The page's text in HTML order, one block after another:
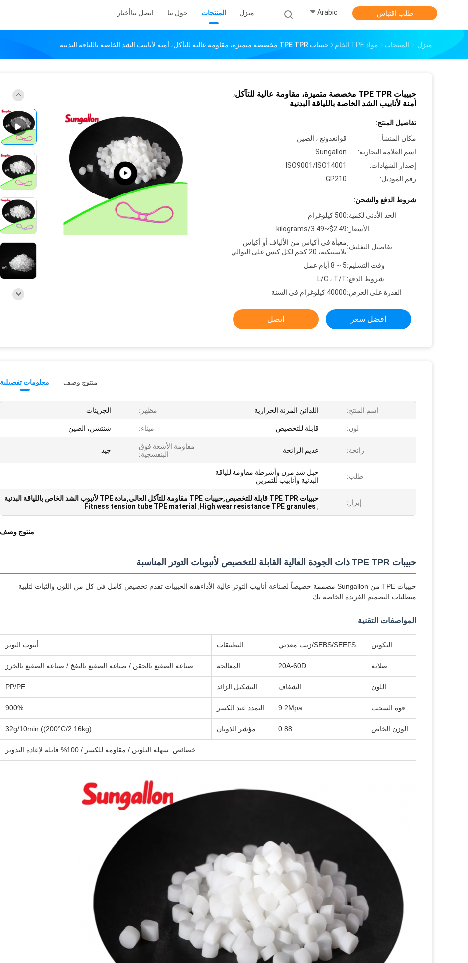
منزل المنتجات حول بنا اتصل بناأخبار Arabic طلب اقتباس
منزل المنتجات مواد TPE الخام حبيبات TPE TPR مخصصة متميزة، مقاومة عالية للتآكل، آمنة لأنابيب الشد الخاصة باللياقة البدنية
حبيبات TPE TPR مخصصة متميزة، مقاومة عالية للتآكل،
آمنة لأنابيب الشد الخاصة باللياقة البدنية
تفاصيل المنتج:
مكان المنشأ:
قوانغدونغ ، الصين
اسم العلامة التجارية:
Sungallon
إصدار الشهادات:
ISO9001/ISO14001
رقم الموديل:
GP210
شروط الدفع والشحن:
الحد الأدنى لكمية:500 كيلوغرام
الأسعار:$2.49~3.49/kilograms
تفاصيل التغليف:
معبأة في أكياس من الألياف أو أكياس
بلاستيكية، 20 كجم لكل كيس على التوالي
وقت التسليم:5 ~ 8 أيام عمل
شروط الدفع:L/C ، T/T.
القدرة على العرض:40000 كيلوغرام في السنة
افضل سعر اتصل
معلومات تفصيلية منتوج وصف
اسم المنتج: اللدائن المرنة الحرارية مظهر: الجزيئات
لون: قابلة للتخصيص ميناء: شنتشن، الصين
رائحة: عديم الرائحة
مقاومة الأشعة فوق
البنفسجية:
جيد
طلب:
حبل شد مرن وأشرطة مقاومة للياقة
البدنية وأنابيب للتمرين
إبراز:
حبيبات TPE TPR قابلة للتخصيص,حبيبات TPE مقاومة للتآكل العالي,مادة TPE لأنبوب الشد الخاص باللياقة البدنية
,
High wear resistance TPE granules
,
Fitness tension tube TPE material
منتوج وصف
حبيبات TPE TPR ذات الجودة العالية القابلة للتخصيص لأنبوبات التوتر المناسبة
حبيبات TPE من Sungallon مصممة خصيصاً لصناعة أنابيب التوتر عالية الأداءهذه الحبيبات تقدم تخصيص كامل في كل من اللون والثبات لتلبية
متطلبات التصميم الفريدة الخاصة بك.
المواصفات التقنية
التكوين SEBS/SEEPS/زيت معدني التطبيقات أنبوب التوتر
صلابة 20A-60D المعالجة صناعة الصقيع بالحقن / صناعة الصقيع بالنفخ / صناعة الصقيع بالخرز
اللون الشفاف التشكيل الزائد PP/PE
قوة السحب 9.2Mpa التمدد عند الكسر 900%
الوزن الخاص 0.88 مؤشر الذوبان 32g/10min ((200°C/2.16kg)
خصائص: سهلة التلوين / مقاومة للكسر / 100% قابلة لإعادة التدوير